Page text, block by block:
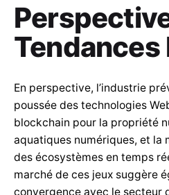
Tendances
En perspective, l’industrie
poussée des technologies
blockchain pour la propriété
aquatiques numériques, et la
des écosystèmes en temps
marché de ces jeux suggère
convergence avec le secteur